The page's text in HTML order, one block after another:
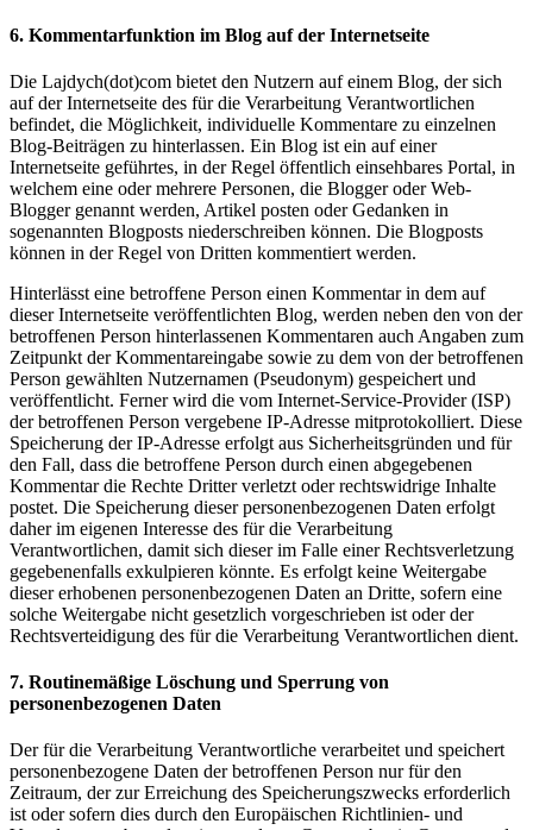
6. Kommentarfunktion im Blog auf der Internetseite
Die Lajdych(dot)com bietet den Nutzern auf einem Blog, der sich
auf der Internetseite des für die Verarbeitung Verantwortlichen
befindet, die Möglichkeit, individuelle Kommentare zu einzelnen
Blog-Beiträgen zu hinterlassen. Ein Blog ist ein auf einer
Internetseite geführtes, in der Regel öffentlich einsehbares Portal, in
welchem eine oder mehrere Personen, die Blogger oder Web-
Blogger genannt werden, Artikel posten oder Gedanken in
sogenannten Blogposts niederschreiben können. Die Blogposts
können in der Regel von Dritten kommentiert werden.
Hinterlässt eine betroffene Person einen Kommentar in dem auf
dieser Internetseite veröffentlichten Blog, werden neben den von der
betroffenen Person hinterlassenen Kommentaren auch Angaben zum
Zeitpunkt der Kommentareingabe sowie zu dem von der betroffenen
Person gewählten Nutzernamen (Pseudonym) gespeichert und
veröffentlicht. Ferner wird die vom Internet-Service-Provider (ISP)
der betroffenen Person vergebene IP-Adresse mitprotokolliert. Diese
Speicherung der IP-Adresse erfolgt aus Sicherheitsgründen und für
den Fall, dass die betroffene Person durch einen abgegebenen
Kommentar die Rechte Dritter verletzt oder rechtswidrige Inhalte
postet. Die Speicherung dieser personenbezogenen Daten erfolgt
daher im eigenen Interesse des für die Verarbeitung
Verantwortlichen, damit sich dieser im Falle einer Rechtsverletzung
gegebenenfalls exkulpieren könnte. Es erfolgt keine Weitergabe
dieser erhobenen personenbezogenen Daten an Dritte, sofern eine
solche Weitergabe nicht gesetzlich vorgeschrieben ist oder der
Rechtsverteidigung des für die Verarbeitung Verantwortlichen dient.
7. Routinemäßige Löschung und Sperrung von
personenbezogenen Daten
Der für die Verarbeitung Verantwortliche verarbeitet und speichert
personenbezogene Daten der betroffenen Person nur für den
Zeitraum, der zur Erreichung des Speicherungszwecks erforderlich
ist oder sofern dies durch den Europäischen Richtlinien- und